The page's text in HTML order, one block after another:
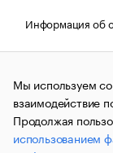
Информация об
Правовая
© АО
и материалы
связи,
коммуникаций
Мы используем
взаимодействие
Продолжая
использованием